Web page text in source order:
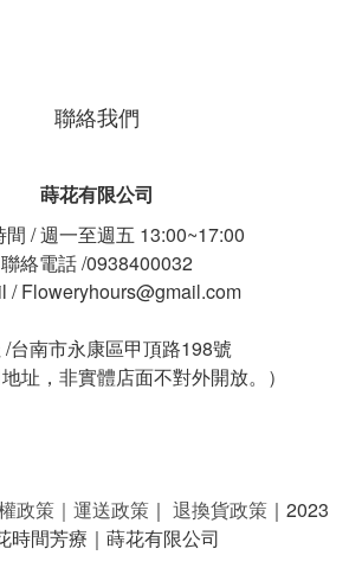
聯絡我們
蒔花有限公司
間 / 週一至週五 13:00~17:00
聯絡電話 /0938400032
/ Floweryhours@gmail.com
/台南市永康區甲頂路198號
地址，非實體店面不對外開放。）
政策 ｜ 運送政策 ｜ 退換貨政策 ｜2023
時間芳療｜蒔花有限公司